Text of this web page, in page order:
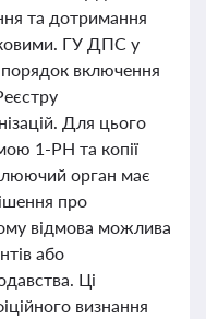
та дотримання
ГУ ДПС у
порядок включення
Для цього
1-РН та копії
орган має
про
відмова можлива
або
Ці
визнання